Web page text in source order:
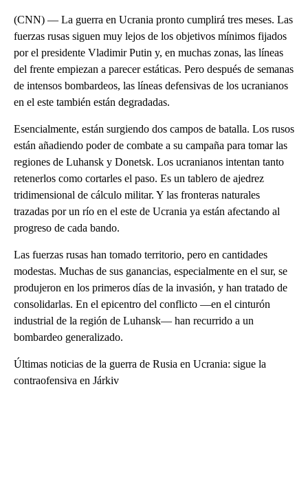
(CNN) — La guerra en Ucrania pronto cumplirá tres meses. Las
fuerzas rusas siguen muy lejos de los objetivos mínimos fijados
por el presidente Vladimir Putin y, en muchas zonas, las líneas
del frente empiezan a parecer estáticas. Pero después de semanas
de intensos bombardeos, las líneas defensivas de los ucranianos
en el este también están degradadas.
Esencialmente, están surgiendo dos campos de batalla. Los rusos
están añadiendo poder de combate a su campaña para tomar las
regiones de Luhansk y Donetsk. Los ucranianos intentan tanto
retenerlos como cortarles el paso. Es un tablero de ajedrez
tridimensional de cálculo militar. Y las fronteras naturales
trazadas por un río en el este de Ucrania ya están afectando al
progreso de cada bando.
Las fuerzas rusas han tomado territorio, pero en cantidades
modestas. Muchas de sus ganancias, especialmente en el sur, se
produjeron en los primeros días de la invasión, y han tratado de
consolidarlas. En el epicentro del conflicto —en el cinturón
industrial de la región de Luhansk— han recurrido a un
bombardeo generalizado.
Últimas noticias de la guerra de Rusia en Ucrania: sigue la
contraofensiva en Járkiv